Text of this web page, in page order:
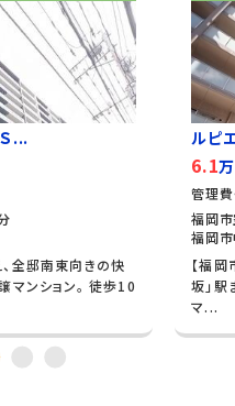
...
全邸南東向きの快
マンション。 徒歩10
ルピ
6.1
管理
福岡
福岡
【福
坂」
マ...